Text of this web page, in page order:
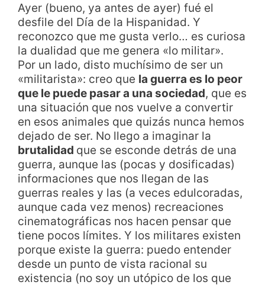
Ayer (bueno, ya antes de ayer) fué el
desfile del Día de la Hispanidad. Y
reconozco que me gusta verlo… es curiosa
la dualidad que me genera «lo militar».
Por un lado, disto muchísimo de ser un
«militarista»: creo que la guerra es lo peor
que le puede pasar a una sociedad, que es
una situación que nos vuelve a convertir
en esos animales que quizás nunca hemos
dejado de ser. No llego a imaginar la
brutalidad que se esconde detrás de una
guerra, aunque las (pocas y dosificadas)
informaciones que nos llegan de las
guerras reales y las (a veces edulcoradas,
aunque cada vez menos) recreaciones
cinematográficas nos hacen pensar que
tiene pocos límites. Y los militares existen
porque existe la guerra: puedo entender
desde un punto de vista racional su
existencia (no soy un utópico de los que